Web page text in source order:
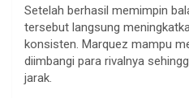
Setelah berhasil memimpin
tersebut langsung
konsisten. Marquez mampu
diimbangi para rivalnya
jarak.